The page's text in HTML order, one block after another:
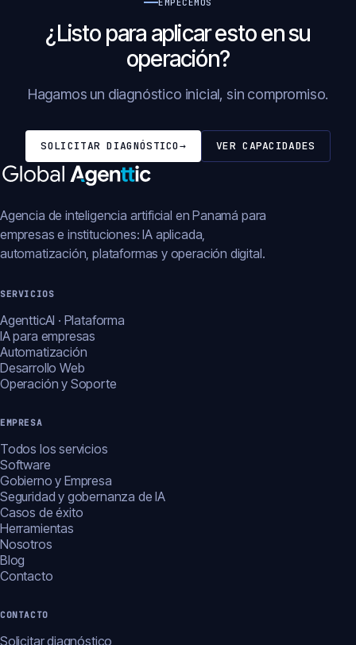
EMPECEMOS
¿Listo para aplicar esto en su
operación?
Hagamos un diagnóstico inicial, sin compromiso.
SOLICITAR DIAGNÓSTICO→ VER CAPACIDADES
Agencia de inteligencia artificial en Panamá para
empresas e instituciones: IA aplicada,
automatización, plataformas y operación digital.
SERVICIOS
AgentticAI · Plataforma
IA para empresas
Automatización
Desarrollo Web
Operación y Soporte
EMPRESA
Todos los servicios
Software
Gobierno y Empresa
Seguridad y gobernanza de IA
Casos de éxito
Herramientas
Nosotros
Blog
Contacto
CONTACTO
Solicitar diagnóstico